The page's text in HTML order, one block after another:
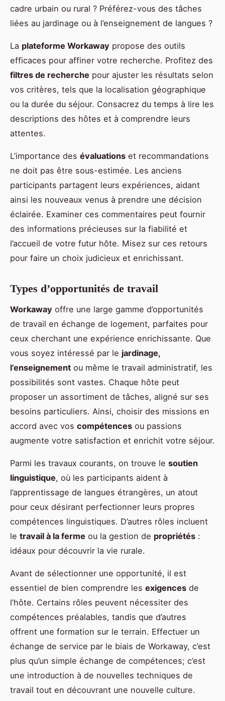
cadre urbain ou rural ? Préférez-vous des tâches
liées au jardinage ou à l’enseignement de langues ?
La plateforme Workaway propose des outils
efficaces pour affiner votre recherche. Profitez des
filtres de recherche pour ajuster les résultats selon
vos critères, tels que la localisation géographique
ou la durée du séjour. Consacrez du temps à lire les
descriptions des hôtes et à comprendre leurs
attentes.
L’importance des évaluations et recommandations
ne doit pas être sous-estimée. Les anciens
participants partagent leurs expériences, aidant
ainsi les nouveaux venus à prendre une décision
éclairée. Examiner ces commentaires peut fournir
des informations précieuses sur la fiabilité et
l’accueil de votre futur hôte. Misez sur ces retours
pour faire un choix judicieux et enrichissant.
Types d’opportunités de travail
Workaway offre une large gamme d’opportunités
de travail en échange de logement, parfaites pour
ceux cherchant une expérience enrichissante. Que
vous soyez intéressé par le jardinage,
l’enseignement ou même le travail administratif, les
possibilités sont vastes. Chaque hôte peut
proposer un assortiment de tâches, aligné sur ses
besoins particuliers. Ainsi, choisir des missions en
accord avec vos compétences ou passions
augmente votre satisfaction et enrichit votre séjour.
Parmi les travaux courants, on trouve le soutien
linguistique, où les participants aident à
l’apprentissage de langues étrangères, un atout
pour ceux désirant perfectionner leurs propres
compétences linguistiques. D’autres rôles incluent
le travail à la ferme ou la gestion de propriétés :
idéaux pour découvrir la vie rurale.
Avant de sélectionner une opportunité, il est
essentiel de bien comprendre les exigences de
l’hôte. Certains rôles peuvent nécessiter des
compétences préalables, tandis que d’autres
offrent une formation sur le terrain. Effectuer un
échange de service par le biais de Workaway, c’est
plus qu’un simple échange de compétences; c’est
une introduction à de nouvelles techniques de
travail tout en découvrant une nouvelle culture.